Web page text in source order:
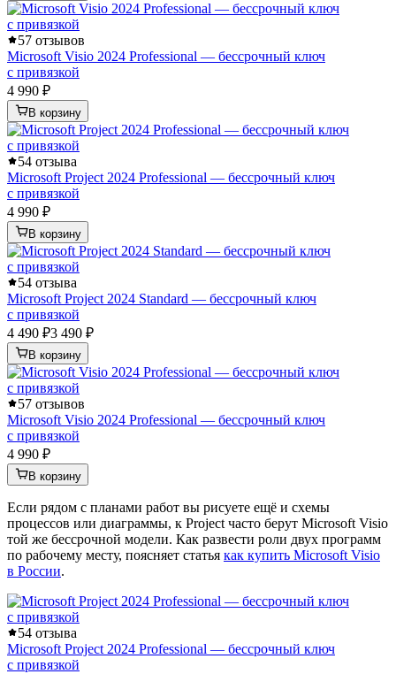
57 отзывов
Microsoft Visio 2024 Professional — бессрочный ключ
с привязкой
4 990 ₽
В корзину
54 отзыва
Microsoft Project 2024 Professional — бессрочный ключ
с привязкой
4 990 ₽
В корзину
54 отзыва
Microsoft Project 2024 Standard — бессрочный ключ
с привязкой
4 490 ₽3 490 ₽
В корзину
57 отзывов
Microsoft Visio 2024 Professional — бессрочный ключ
с привязкой
4 990 ₽
В корзину
Если рядом с планами работ вы рисуете ещё и схемы
процессов или диаграммы, к Project часто берут Microsoft Visio
той же бессрочной модели. Как развести роли двух программ
по рабочему месту, поясняет статья как купить Microsoft Visio
в России.
54 отзыва
Microsoft Project 2024 Professional — бессрочный ключ
с привязкой